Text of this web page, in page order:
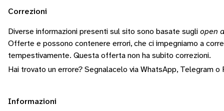
Correzioni
Diverse informazioni presenti sul sito sono basate sugli open
Offerte e possono contenere errori, che ci impegniamo a
tempestivamente. Questa offerta non ha subito correzioni.
Hai trovato un errore? Segnalacelo via WhatsApp, Telegram o
Informazioni